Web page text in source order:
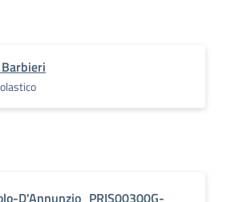
D'Annunzio_PRIS00300G-